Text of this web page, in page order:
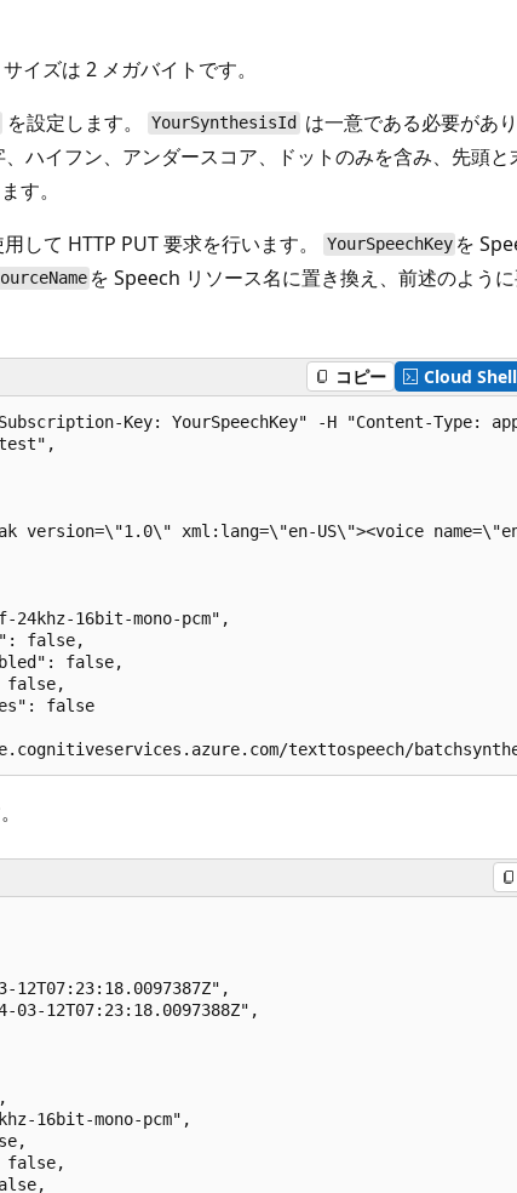
イズは 2 メガバイトです。
を設定します。 YourSynthesisId
は一意である必要があり
ハイフン、アンダースコア、ドットのみを含み、先頭と
す。
して HTTP PUT 要求を行います。
YourSpeechKey を
を Speech リソース名に置き換え、前述のよう
コピー Cloud Shell
Key: YourSpeechKey" -H "Content-Type:
version=\"1.0\" xml:lang=\"en-US\"><voice
24khz-16bit-mono-pcm",
false,
false,
false,
false
12T07:23:18.0097387Z",
03-12T07:23:18.0097388Z",
16bit-mono-pcm",
false,